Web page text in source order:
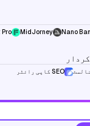
Nano
MidJorney
Pro
SEO کاپی رائٹر